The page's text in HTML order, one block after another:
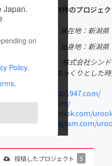
注目のリターン
音楽
ジェット
ゲーム
活性化
Japan.
on
Policy.
.
これまでに5件のプロジェ
現在地：新潟県
出身国：日本
出身地：新潟県
U+RooLee は、株式会社シ
る現代人に、ゆっくりとした
www.shindo1947.com/
uroolee.com/
www.facebook.com/
www.instagram.com/
投稿したプロジェクト 5